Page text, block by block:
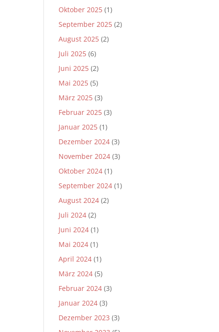
Oktober 2025 (1)
September 2025 (2)
August 2025 (2)
Juli 2025 (6)
Juni 2025 (2)
Mai 2025 (5)
März 2025 (3)
Februar 2025 (3)
Januar 2025 (1)
Dezember 2024 (3)
November 2024 (3)
Oktober 2024 (1)
September 2024 (1)
August 2024 (2)
Juli 2024 (2)
Juni 2024 (1)
Mai 2024 (1)
April 2024 (1)
März 2024 (5)
Februar 2024 (3)
Januar 2024 (3)
Dezember 2023 (3)